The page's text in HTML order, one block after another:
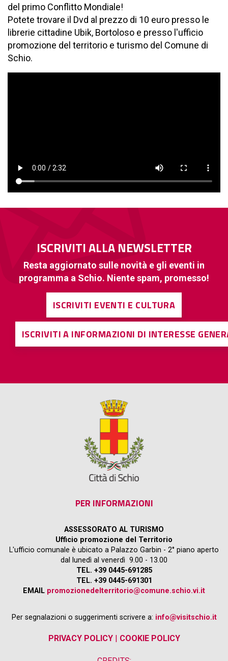
del primo Conflitto Mondiale!
Potete trovare il Dvd al prezzo di 10 euro presso le
librerie cittadine Ubik, Bortoloso e presso l'ufficio
promozione del territorio e turismo del Comune di
Schio.
ISCRIVITI ALLA NEWSLETTER
Resta aggiornato sulle novità e gli eventi in
programma a Schio. Niente spam, promesso!
ISCRIVITI EVENTI E CULTURA
ISCRIVITI A INFORMAZIONI DI INTERESSE
PER INFORMAZIONI
ASSESSORATO AL TURISMO
Ufficio promozione del Territorio
L'ufficio comunale è ubicato a Palazzo Garbin - 2° piano aperto
dal lunedì al venerdì 9.00 - 13.00
TEL. +39 0445-691285
TEL. +39 0445-691301
EMAIL promozionedelterritorio@comune.schio.vi.it
Per segnalazioni o suggerimenti scrivere a: info@visitschio.it
PRIVACY POLICY| COOKIE POLICY